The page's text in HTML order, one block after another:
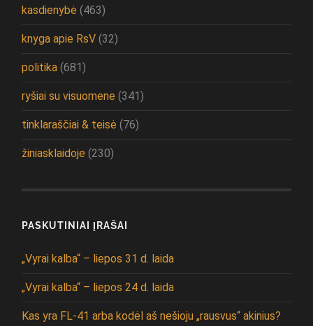
kasdienybė (463)
knyga apie RsV (32)
politika (681)
ryšiai su visuomene (341)
tinklaraščiai & teisė (76)
žiniasklaidoje (230)
PASKUTINIAI ĮRAŠAI
„Vyrai kalba“ – liepos 31 d. laida
„Vyrai kalba“ – liepos 24 d. laida
Kas yra FL-41 arba kodėl aš nešioju „rausvus“ akinius?